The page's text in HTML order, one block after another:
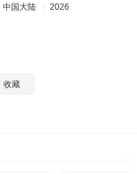
中国大陆
2026
收藏